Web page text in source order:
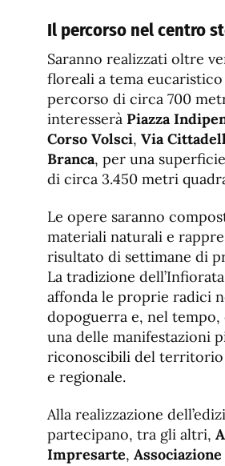
Il percorso nel centro
Saranno realizzati oltre
floreali a tema
percorso di circa 700
interesserà Piazza
Corso Volsci, Via
Branca, per una
di circa 3.450 metri
Le opere saranno
materiali naturali e
risultato di settimane di
La tradizione
affonda le proprie radici
dopoguerra e, nel tempo,
una delle manifestazioni
riconoscibili del
e regionale.
Alla realizzazione
partecipano, tra gli altri,
Impresarte,